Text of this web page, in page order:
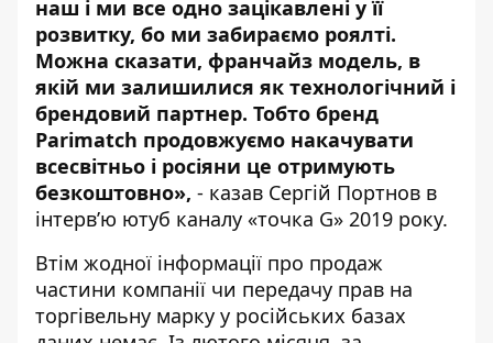
наш і ми все одно зацікавлені у її
розвитку, бо ми забираємо роялті.
Можна сказати, франчайз модель, в
якій ми залишилися як технологічний і
брендовий партнер. Тобто бренд
Parimatch продовжуємо накачувати
всесвітньо і росіяни це отримують
безкоштовно», - казав Сергій Портнов в
інтерв’ю ютуб каналу «точка G» 2019 року.
Втім жодної інформації про продаж
частини компанії чи передачу прав на
торгівельну марку у російських базах